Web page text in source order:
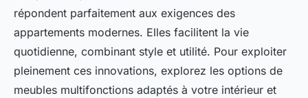
répondent parfaitement aux exigences des
appartements modernes. Elles facilitent la vie
quotidienne, combinant style et utilité. Pour exploiter
pleinement ces innovations, explorez les options de
meubles multifonctions adaptés à votre intérieur et